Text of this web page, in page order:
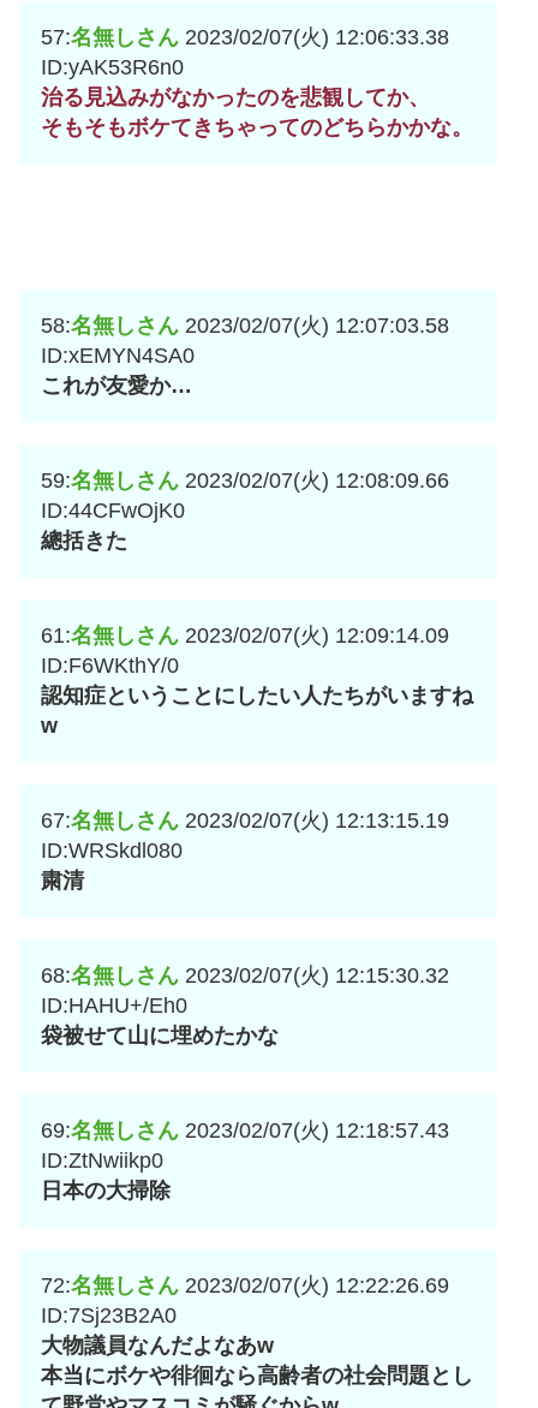
57:名無しさん 2023/02/07(火) 12:06:33.38
ID:yAK53R6n0
治る見込みがなかったのを悲観してか、
そもそもボケてきちゃってのどちらかかな。
58:名無しさん 2023/02/07(火) 12:07:03.58
ID:xEMYN4SA0
これが友愛か…
59:名無しさん 2023/02/07(火) 12:08:09.66
ID:44CFwOjK0
總括きた
61:名無しさん 2023/02/07(火) 12:09:14.09
ID:F6WKthY/0
認知症ということにしたい人たちがいますね
w
67:名無しさん 2023/02/07(火) 12:13:15.19
ID:WRSkdl080
粛清
68:名無しさん 2023/02/07(火) 12:15:30.32
ID:HAHU+/Eh0
袋被せて山に埋めたかな
69:名無しさん 2023/02/07(火) 12:18:57.43
ID:ZtNwiikp0
日本の大掃除
72:名無しさん 2023/02/07(火) 12:22:26.69
ID:7Sj23B2A0
大物議員なんだよなあw
本当にボケや徘徊なら高齢者の社会問題とし